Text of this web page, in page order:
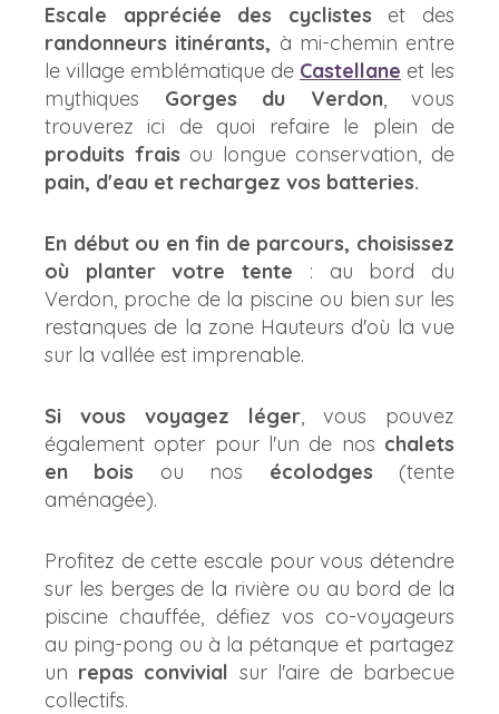
Escale appréciée des cyclistes et des
randonneurs itinérants, à mi-chemin entre
le village emblématique de Castellane et les
mythiques Gorges du Verdon, vous
trouverez ici de quoi refaire le plein de
produits frais ou longue conservation, de
pain, d'eau et rechargez vos batteries.
En début ou en fin de parcours, choisissez
où planter votre tente : au bord du
Verdon, proche de la piscine ou bien sur les
restanques de la zone Hauteurs d'où la vue
sur la vallée est imprenable.
Si vous voyagez léger, vous pouvez
également opter pour l'un de nos chalets
en bois ou nos écolodges (tente
aménagée).
Profitez de cette escale pour vous détendre
sur les berges de la rivière ou au bord de la
piscine chauffée, défiez vos co-voyageurs
au ping-pong ou à la pétanque et partagez
un repas convivial sur l'aire de barbecue
collectifs.